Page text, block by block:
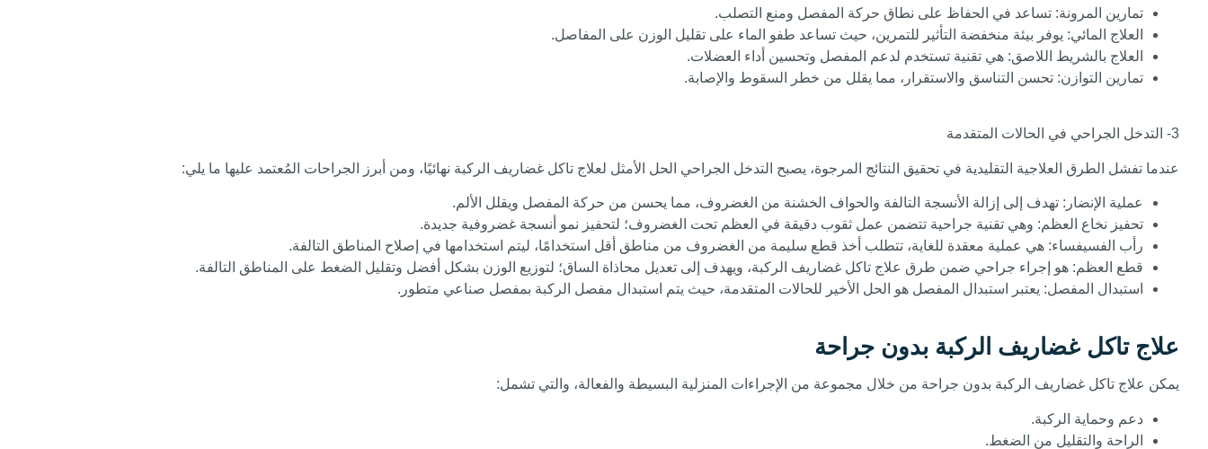
تمارين المرونة: تساعد في الحفاظ على نطاق حركة المفصل ومنع التصلب.
العلاج المائي: يوفر بيئة منخفضة التأثير للتمرين، حيث تساعد طفو الماء على تقليل الوزن على المفاصل.
العلاج بالشريط اللاصق: هي تقنية تستخدم لدعم المفصل وتحسين أداء العضلات.
تمارين التوازن: تحسن التناسق والاستقرار، مما يقلل من خطر السقوط والإصابة.
3- التدخل الجراحي في الحالات المتقدمة
عندما تفشل الطرق العلاجية التقليدية في تحقيق النتائج المرجوة، يصبح التدخل الجراحي الحل الأمثل لعلاج تاكل غضاريف الركبة نهائيًا، ومن أبرز الجراحات المُعتمد عليها ما يلي:
عملية الإنضار : تهدف إلى إزالة الأنسجة التالفة والحواف الخشنة من الغضروف، مما يحسن من حركة المفصل ويقلل الألم.
تحفيز نخاع العظم: وهي تقنية جراحية تتضمن عمل ثقوب دقيقة في العظم تحت الغضروف؛ لتحفيز نمو أنسجة غضروفية جديدة.
رأب الفسيفساء: هي عملية معقدة للغاية، تتطلب أخذ قطع سليمة من الغضروف من مناطق أقل استخدامًا، ليتم استخدامها في إصلاح المناطق التالفة.
قطع العظم: هو إجراء جراحي ضمن طرق علاج تاكل غضاريف الركبة، ويهدف إلى تعديل محاذاة الساق؛ لتوزيع الوزن بشكل أفضل وتقليل الضغط على المناطق التالفة.
استبدال المفصل: يعتبر استبدال المفصل هو الحل الأخير للحالات المتقدمة، حيث يتم استبدال مفصل الركبة بمفصل صناعي متطور.
علاج تاكل غضاريف الركبة بدون جراحة
يمكن علاج تاكل غضاريف الركبة بدون جراحة من خلال مجموعة من الإجراءات المنزلية البسيطة والفعالة، والتي تشمل:
دعم وحماية الركبة.
الراحة والتقليل من الضغط.